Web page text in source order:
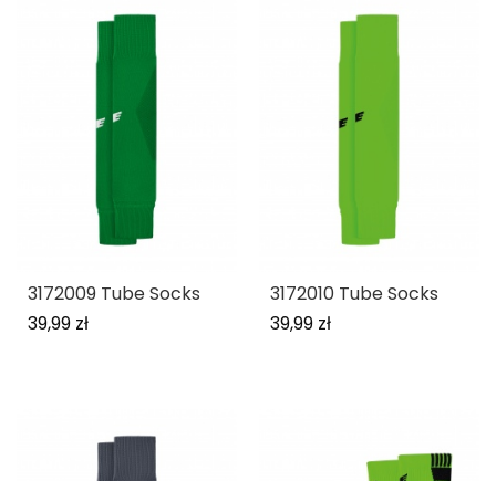
3172009 Tube Socks
39,99 zł
3172010 Tube Socks
39,99 zł